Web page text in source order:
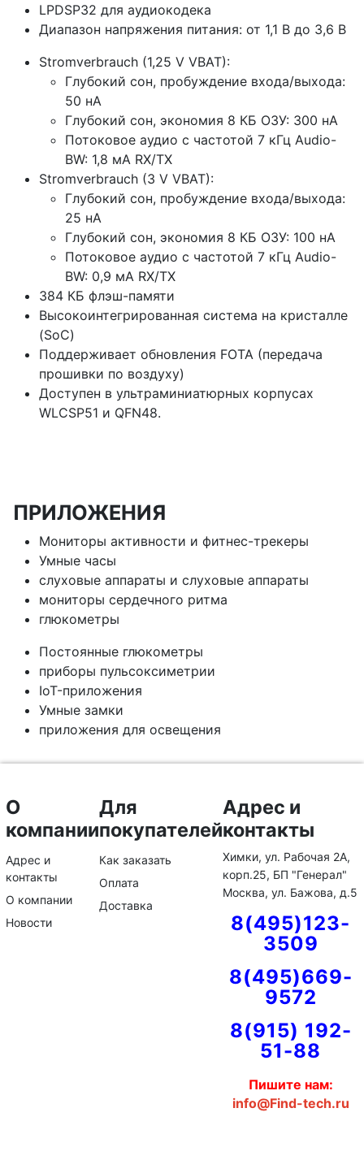
LPDSP32 для аудиокодека
Диапазон напряжения питания: от 1,1 В до 3,6 В
Stromverbrauch (1,25 V VBAT):
Глубокий сон, пробуждение входа/выхода:
50 нА
Глубокий сон, экономия 8 КБ ОЗУ: 300 нА
Потоковое аудио с частотой 7 кГц Audio-
BW: 1,8 мА RX/TX
Stromverbrauch (3 V VBAT):
Глубокий сон, пробуждение входа/выхода:
25 нА
Глубокий сон, экономия 8 КБ ОЗУ: 100 нА
Потоковое аудио с частотой 7 кГц Audio-
BW: 0,9 мА RX/TX
384 КБ флэш-памяти
Высокоинтегрированная система на кристалле
(SoC)
Поддерживает обновления FOTA (передача
прошивки по воздуху)
Доступен в ультраминиатюрных корпусах
WLCSP51 и QFN48.
ПРИЛОЖЕНИЯ
Мониторы активности и фитнес-трекеры
Умные часы
слуховые аппараты и слуховые аппараты
мониторы сердечного ритма
глюкометры
Постоянные глюкометры
приборы пульсоксиметрии
IoT-приложения
Умные замки
приложения для освещения
О
компании
Адрес и
контакты
О компании
Новости
Для
покупателей
Как заказать
Оплата
Доставка
Адрес и
контакты
Химки, ул. Рабочая 2А,
корп.25, БП "Генерал"
Москва, ул. Бажова, д.5
8(495)123-
3509
8(495)669-
9572
8(915) 192-
51-88
Пишите нам:
info@Find-tech.ru